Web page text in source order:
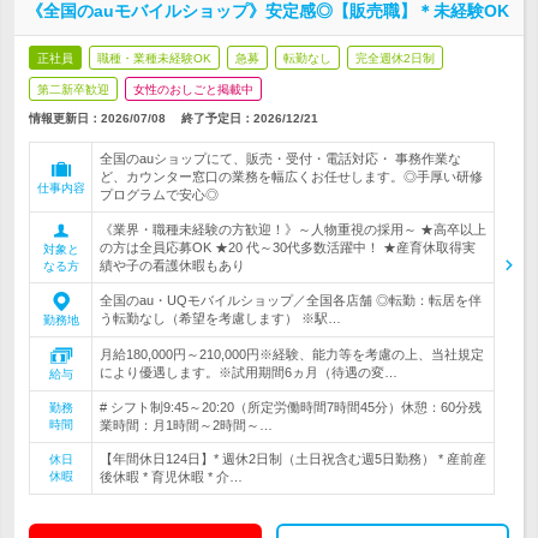
《全国のauモバイルショップ》安定感◎【販売職】＊未経験OK
正社員 職種・業種未経験OK 急募 転勤なし 完全週休2日制
第二新卒歓迎 女性のおしごと掲載中
情報更新日：2026/07/08 終了予定日： 2026/12/21
仕事内容
全国のauショップにて、販売・受付・電話対応・ 事務作業な
ど、カウンター窓口の業務を幅広くお任せします。◎手厚い研修
プログラムで安心◎
対象と
なる方
《業界・職種未経験の方歓迎！》～人物重視の採用～ ★高卒以上
の方は全員応募OK ★20 代～30代多数活躍中！ ★産育休取得実
績や子の看護休暇もあり
勤務地
全国のau・UQモバイルショップ／全国各店舗 ◎転勤：転居を伴
う転勤なし（希望を考慮します） ※駅…
給与
月給180,000円～210,000円※経験、能力等を考慮の上、当社規定
により優遇します。※試用期間6ヵ月（待遇の変…
勤務
時間
# シフト制9:45～20:20（所定労働時間7時間45分）休憩：60分残
業時間：月1時間～2時間～…
休日
休暇
【年間休日124日】* 週休2日制（土日祝含む週5日勤務） * 産前産
後休暇 * 育児休暇 * 介…